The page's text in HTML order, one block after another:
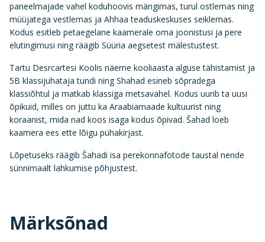
paneelmajade vahel koduhoovis mängimas, turul ostlemas ning
müüjatega vestlemas ja Ahhaa teaduskeskuses seiklemas.
Kodus esitleb petaegelane kaamerale oma joonistusi ja pere
elutingimusi ning räägib Süüria aegsetest mälestustest.
Tartu Desrcartesi Koolis näeme kooliaasta alguse tähistamist ja
5B klassijuhataja tundi ning Shahad esineb sõpradega
klassiõhtul ja matkab klassiga metsavahel. Kodus uurib ta uusi
õpikuid, milles on juttu ka Araabiamaade kultuurist ning
koraanist, mida nad koos isaga kodus õpivad. Šahad loeb
kaamera ees ette lõigu pühakirjast.
Lõpetuseks räägib Šahadi isa perekonnafotode taustal nende
sünnimaalt lahkumise põhjustest.
Märksõnad